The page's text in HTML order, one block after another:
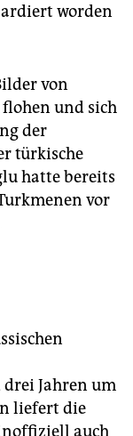
worden
von
und sich
der
türkische
hatte bereits
vor
Jahren um
liefert die
auch